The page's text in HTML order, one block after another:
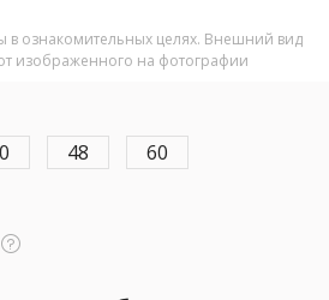
в ознакомительных целях. Внешний вид
изображенного на фотографии
48 60